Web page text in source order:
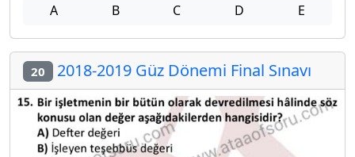
A B C D E
20 2018-2019 Güz Dönemi Final Sınavı